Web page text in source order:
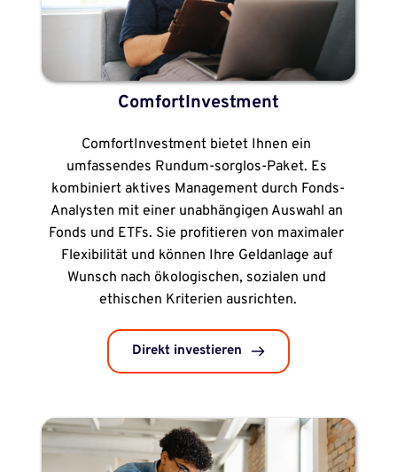
ComfortInvestment
ComfortInvestment bietet Ihnen ein
umfassendes Rundum-sorglos-Paket. Es
kombiniert aktives Management durch Fonds-
Analysten mit einer unabhängigen Auswahl an
Fonds und ETFs. Sie profitieren von maximaler
Flexibilität und können Ihre Geldanlage auf
Wunsch nach ökologischen, sozialen und
ethischen Kriterien ausrichten.
Direkt investieren